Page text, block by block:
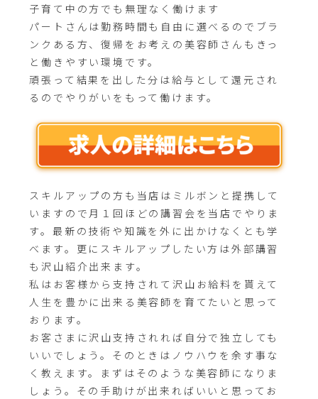
子育て中の方でも無理なく働けます
パートさんは勤務時間も自由に選べるのでブラ
ンクある方、復帰をお考えの美容師さんもきっ
と働きやすい環境です。
頑張って結果を出した分は給与として還元され
るのでやりがいをもって働けます。
スキルアップの方も当店はミルボンと提携して
いますので月１回ほどの講習会を当店でやりま
す。最新の技術や知識を外に出かけなくとも学
べます。更にスキルアップしたい方は外部講習
も沢山紹介出来ます。
私はお客様から支持されて沢山お給料を貰えて
人生を豊かに出来る美容師を育てたいと思って
おります。
お客さまに沢山支持されれば自分で独立しても
いいでしょう。そのときはノウハウを余す事な
く教えます。まずはそのような美容師になりま
しょう。その手助けが出来ればいいと思ってお